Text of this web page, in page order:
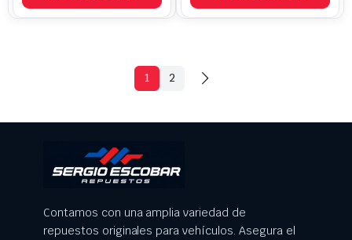
1 2
Contamos con una amplia variedad de
repuestos originales para vehículos. Asegura el